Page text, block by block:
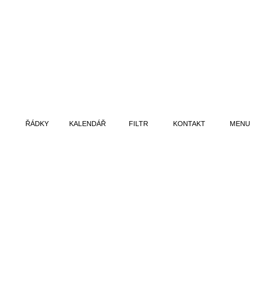
ŘÁDKY KALENDÁŘ FILTR KONTAKT MENU